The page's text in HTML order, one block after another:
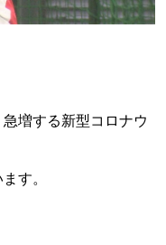
増する新型コロナウ
す。